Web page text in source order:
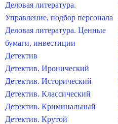
Деловая литература.
Управление, подбор персонала
Деловая литература. Ценные
бумаги, инвестиции
Детектив
Детектив. Иронический
Детектив. Исторический
Детектив. Классический
Детектив. Криминальный
Детектив. Крутой